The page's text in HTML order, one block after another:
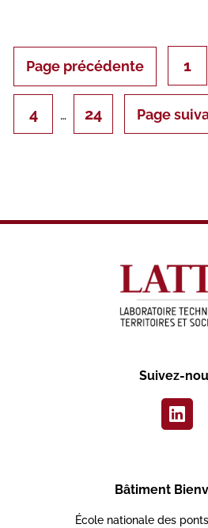
Page précédente 1
4 … 24 Page
Suivez-
Bâtiment
École nationale des